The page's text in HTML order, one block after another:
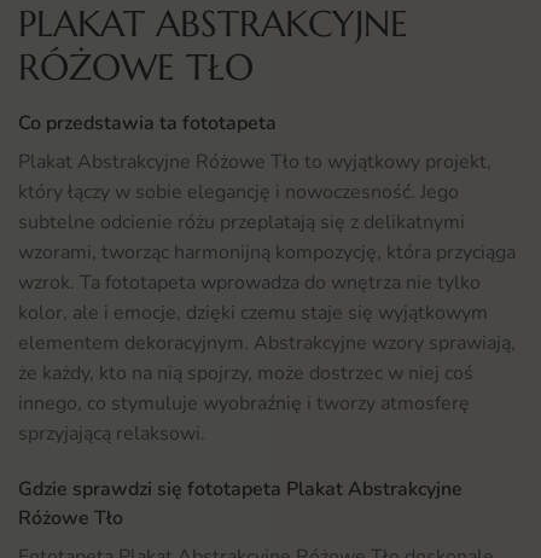
PLAKAT ABSTRAKCYJNE
RÓŻOWE TŁO
Co przedstawia ta fototapeta
Plakat Abstrakcyjne Różowe Tło to wyjątkowy projekt,
który łączy w sobie elegancję i nowoczesność. Jego
subtelne odcienie różu przeplatają się z delikatnymi
wzorami, tworząc harmonijną kompozycję, która przyciąga
wzrok. Ta fototapeta wprowadza do wnętrza nie tylko
kolor, ale i emocje, dzięki czemu staje się wyjątkowym
elementem dekoracyjnym. Abstrakcyjne wzory sprawiają,
że każdy, kto na nią spojrzy, może dostrzec w niej coś
innego, co stymuluje wyobraźnię i tworzy atmosferę
sprzyjającą relaksowi.
Gdzie sprawdzi się fototapeta Plakat Abstrakcyjne
Różowe Tło